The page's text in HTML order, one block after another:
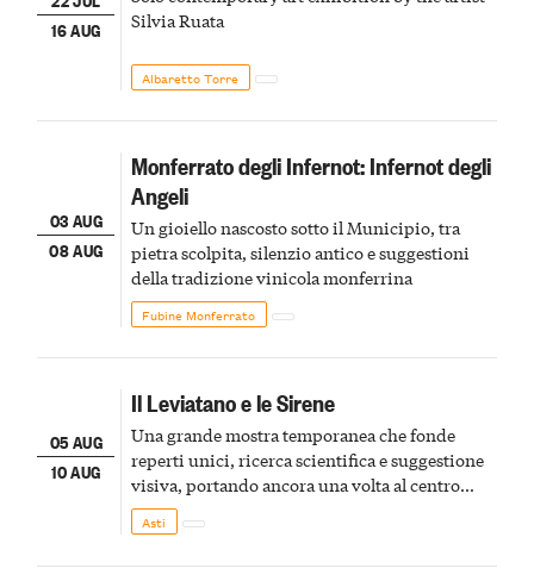
16 AUG
Silvia Ruata
Albaretto Torre
03 AUG
08 AUG
Monferrato degli Infernot: Infernot degli
Angeli
Un gioiello nascosto sotto il Municipio, tra
pietra scolpita, silenzio antico e suggestioni
della tradizione vinicola monferrina
Fubine Monferrato
05 AUG
10 AUG
Il Leviatano e le Sirene
Una grande mostra temporanea che fonde
reperti unici, ricerca scientifica e suggestione
visiva, portando ancora una volta al centro
della scena le meraviglie del passato astigiano
Asti